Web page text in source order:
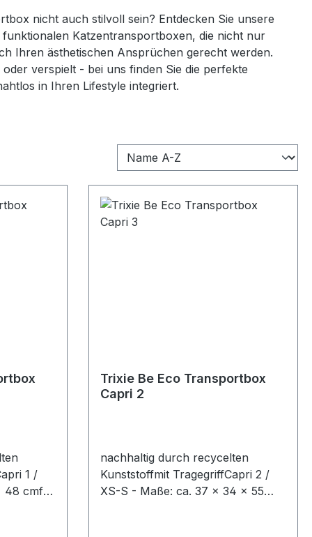
nicht auch stilvoll sein? Entdecken Sie unsere
Katzentransportboxen, die nicht nur
Ihren ästhetischen Ansprüchen gerecht werden.
verspielt - bei uns finden Sie die perfekte
in Ihren Lifestyle integriert.
1 /
48 cmfür
Trixie Be Eco Transportbox
Capri 2
nachhaltig durch recycelten
Kunststoffmit TragegriffCapri 2 /
XS-S - Maße: ca. 37 × 34 × 55